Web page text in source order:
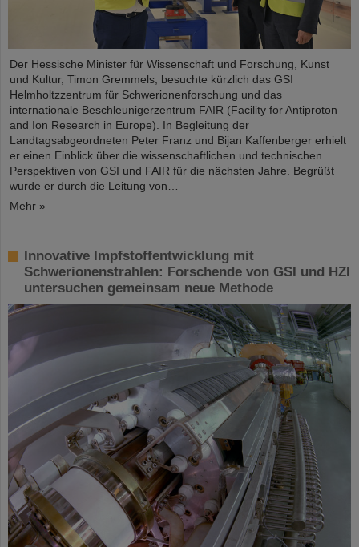
Der Hessische Minister für Wissenschaft und Forschung, Kunst
und Kultur, Timon Gremmels, besuchte kürzlich das GSI
Helmholtzzentrum für Schwerionenforschung und das
internationale Beschleunigerzentrum FAIR (Facility for Antiproton
and Ion Research in Europe). In Begleitung der
Landtagsabgeordneten Peter Franz und Bijan Kaffenberger erhielt
er einen Einblick über die wissenschaftlichen und technischen
Perspektiven von GSI und FAIR für die nächsten Jahre. Begrüßt
wurde er durch die Leitung von…
Mehr »
Innovative Impfstoffentwicklung mit
Schwerionenstrahlen: Forschende von GSI und HZI
untersuchen gemeinsam neue Methode